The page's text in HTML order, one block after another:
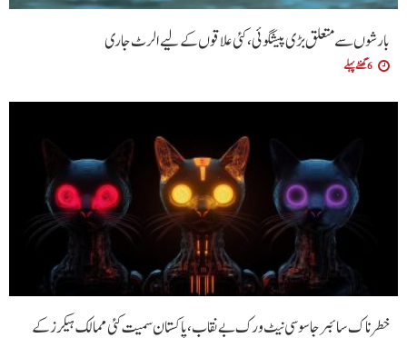
بارشوں سے متعلق بڑی پیشگوئی، کئی علاقوں کے لیے الرٹ جاری
6 گھنٹے پہلے
خطرناک سائبر جاسوسی نیٹ ورک بے نقاب، پاکستان سمیت کئی ممالک ہیکرز کے